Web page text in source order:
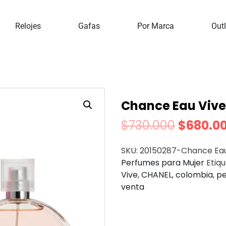
Relojes Gafas Por Marca
Perfumes Para Mujer Chance Eau Vive
Chance Eau
$730.000 $
SKU: 20150287-Chance
Perfumes para Mujer
Vive,CHANEL,colombia,
venta